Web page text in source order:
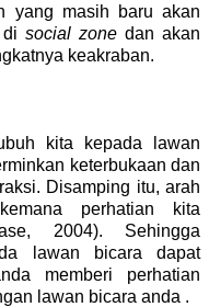
yang masih baru akan
social zone dan akan
keakraban.
kita kepada lawan
keterbukaan dan
Disamping itu, arah
perhatian kita
2004). Sehingga
lawan bicara dapat
memberi perhatian
lawan bicara anda .